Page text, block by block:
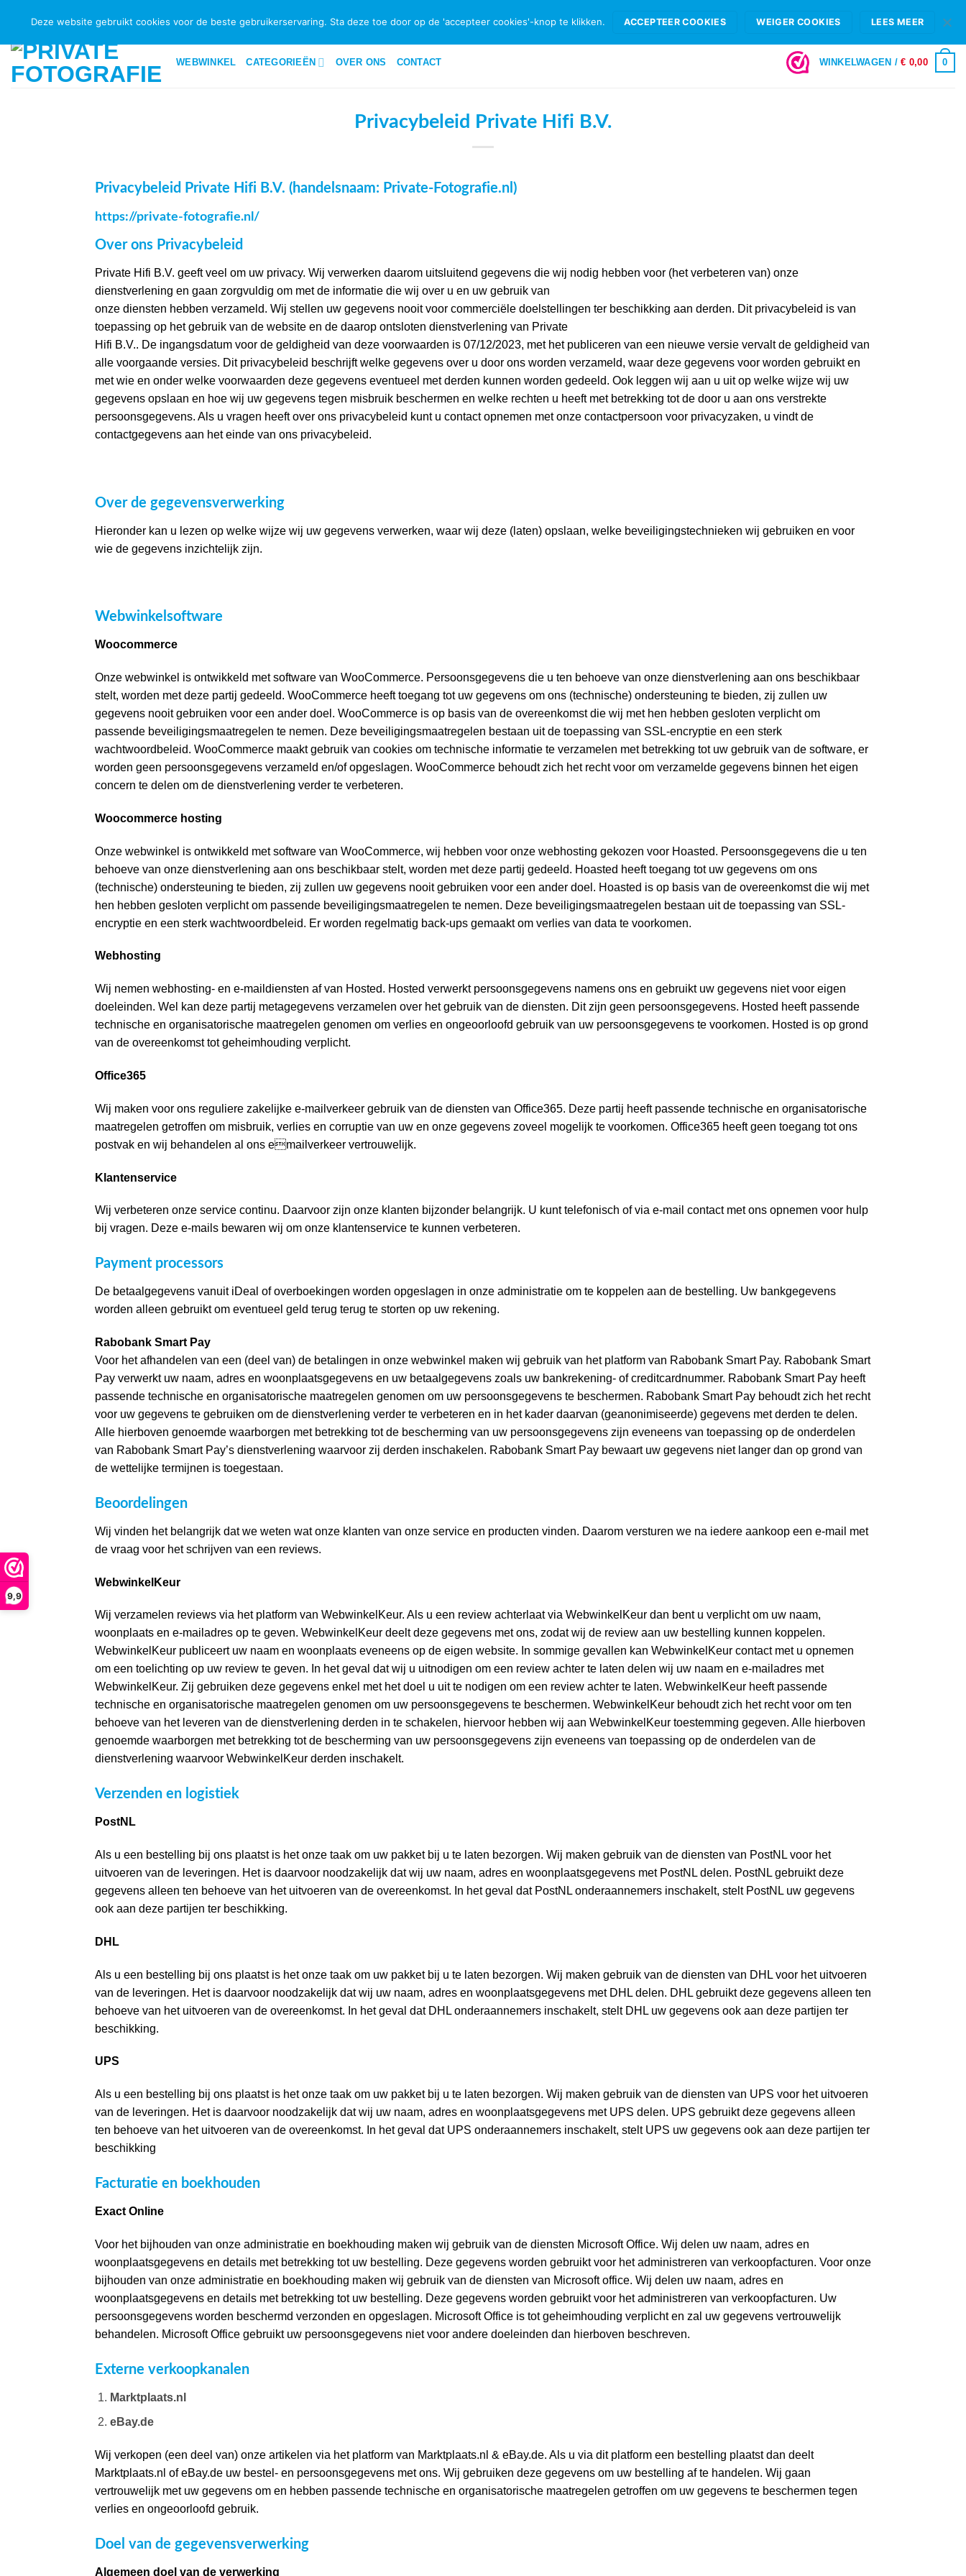
9,9
inhoud
LOGIN
WEBWINKEL CATEGORIEËN OVER ONS CONTACT WINKELWAGEN /€ 0,00 0
Privacybeleid Private Hifi B.V.
Privacybeleid Private Hifi B.V. (handelsnaam: Private-Fotografie.nl)
https://private-fotografie.nl/
Over ons Privacybeleid
Private Hifi B.V. geeft veel om uw privacy. Wij verwerken daarom uitsluitend gegevens die wij nodig hebben voor (het verbeteren van) onze
dienstverlening en gaan zorgvuldig om met de informatie die wij over u en uw gebruik van
onze diensten hebben verzameld. Wij stellen uw gegevens nooit voor commerciële doelstellingen ter beschikking aan derden. Dit privacybeleid is van
toepassing op het gebruik van de website en de daarop ontsloten dienstverlening van Private
Hifi B.V.. De ingangsdatum voor de geldigheid van deze voorwaarden is 07/12/2023, met het publiceren van een nieuwe versie vervalt de geldigheid van
alle voorgaande versies. Dit privacybeleid beschrijft welke gegevens over u door ons worden verzameld, waar deze gegevens voor worden gebruikt en
met wie en onder welke voorwaarden deze gegevens eventueel met derden kunnen worden gedeeld. Ook leggen wij aan u uit op welke wijze wij uw
gegevens opslaan en hoe wij uw gegevens tegen misbruik beschermen en welke rechten u heeft met betrekking tot de door u aan ons verstrekte
persoonsgegevens. Als u vragen heeft over ons privacybeleid kunt u contact opnemen met onze contactpersoon voor privacyzaken, u vindt de
contactgegevens aan het einde van ons privacybeleid.
Over de gegevensverwerking
Hieronder kan u lezen op welke wijze wij uw gegevens verwerken, waar wij deze (laten) opslaan, welke beveiligingstechnieken wij gebruiken en voor
wie de gegevens inzichtelijk zijn.
Webwinkelsoftware
Woocommerce
Onze webwinkel is ontwikkeld met software van WooCommerce. Persoonsgegevens die u ten behoeve van onze dienstverlening aan ons beschikbaar
stelt, worden met deze partij gedeeld. WooCommerce heeft toegang tot uw gegevens om ons (technische) ondersteuning te bieden, zij zullen uw
gegevens nooit gebruiken voor een ander doel. WooCommerce is op basis van de overeenkomst die wij met hen hebben gesloten verplicht om
passende beveiligingsmaatregelen te nemen. Deze beveiligingsmaatregelen bestaan uit de toepassing van SSL-encryptie en een sterk
wachtwoordbeleid. WooCommerce maakt gebruik van cookies om technische informatie te verzamelen met betrekking tot uw gebruik van de software, er
worden geen persoonsgegevens verzameld en/of opgeslagen. WooCommerce behoudt zich het recht voor om verzamelde gegevens binnen het eigen
concern te delen om de dienstverlening verder te verbeteren.
Woocommerce hosting
Onze webwinkel is ontwikkeld met software van WooCommerce, wij hebben voor onze webhosting gekozen voor Hoasted. Persoonsgegevens die u ten
behoeve van onze dienstverlening aan ons beschikbaar stelt, worden met deze partij gedeeld. Hoasted heeft toegang tot uw gegevens om ons
(technische) ondersteuning te bieden, zij zullen uw gegevens nooit gebruiken voor een ander doel. Hoasted is op basis van de overeenkomst die wij met
hen hebben gesloten verplicht om passende beveiligingsmaatregelen te nemen. Deze beveiligingsmaatregelen bestaan uit de toepassing van SSL-
encryptie en een sterk wachtwoordbeleid. Er worden regelmatig back-ups gemaakt om verlies van data te voorkomen.
Webhosting
Wij nemen webhosting- en e-maildiensten af van Hosted. Hosted verwerkt persoonsgegevens namens ons en gebruikt uw gegevens niet voor eigen
doeleinden. Wel kan deze partij metagegevens verzamelen over het gebruik van de diensten. Dit zijn geen persoonsgegevens. Hosted heeft passende
technische en organisatorische maatregelen genomen om verlies en ongeoorloofd gebruik van uw persoonsgegevens te voorkomen. Hosted is op grond
van de overeenkomst tot geheimhouding verplicht.
Office365
Wij maken voor ons reguliere zakelijke e-mailverkeer gebruik van de diensten van Office365. Deze partij heeft passende technische en organisatorische
maatregelen getroffen om misbruik, verlies en corruptie van uw en onze gegevens zoveel mogelijk te voorkomen. Office365 heeft geen toegang tot ons
postvak en wij behandelen al ons emailverkeer vertrouwelijk.
Klantenservice
Wij verbeteren onze service continu. Daarvoor zijn onze klanten bijzonder belangrijk. U kunt telefonisch of via e-mail contact met ons opnemen voor hulp
bij vragen. Deze e-mails bewaren wij om onze klantenservice te kunnen verbeteren.
Payment processors
De betaalgegevens vanuit iDeal of overboekingen worden opgeslagen in onze administratie om te koppelen aan de bestelling. Uw bankgegevens
worden alleen gebruikt om eventueel geld terug terug te storten op uw rekening.
Rabobank Smart Pay
Voor het afhandelen van een (deel van) de betalingen in onze webwinkel maken wij gebruik van het platform van Rabobank Smart Pay. Rabobank Smart
Pay verwerkt uw naam, adres en woonplaatsgegevens en uw betaalgegevens zoals uw bankrekening- of creditcardnummer. Rabobank Smart Pay heeft
passende technische en organisatorische maatregelen genomen om uw persoonsgegevens te beschermen. Rabobank Smart Pay behoudt zich het recht
voor uw gegevens te gebruiken om de dienstverlening verder te verbeteren en in het kader daarvan (geanonimiseerde) gegevens met derden te delen.
Alle hierboven genoemde waarborgen met betrekking tot de bescherming van uw persoonsgegevens zijn eveneens van toepassing op de onderdelen
van Rabobank Smart Pay’s dienstverlening waarvoor zij derden inschakelen. Rabobank Smart Pay bewaart uw gegevens niet langer dan op grond van
de wettelijke termijnen is toegestaan.
Beoordelingen
Wij vinden het belangrijk dat we weten wat onze klanten van onze service en producten vinden. Daarom versturen we na iedere aankoop een e-mail met
de vraag voor het schrijven van een reviews.
WebwinkelKeur
Wij verzamelen reviews via het platform van WebwinkelKeur. Als u een review achterlaat via WebwinkelKeur dan bent u verplicht om uw naam,
woonplaats en e-mailadres op te geven. WebwinkelKeur deelt deze gegevens met ons, zodat wij de review aan uw bestelling kunnen koppelen.
WebwinkelKeur publiceert uw naam en woonplaats eveneens op de eigen website. In sommige gevallen kan WebwinkelKeur contact met u opnemen
om een toelichting op uw review te geven. In het geval dat wij u uitnodigen om een review achter te laten delen wij uw naam en e-mailadres met
WebwinkelKeur. Zij gebruiken deze gegevens enkel met het doel u uit te nodigen om een review achter te laten. WebwinkelKeur heeft passende
technische en organisatorische maatregelen genomen om uw persoonsgegevens te beschermen. WebwinkelKeur behoudt zich het recht voor om ten
behoeve van het leveren van de dienstverlening derden in te schakelen, hiervoor hebben wij aan WebwinkelKeur toestemming gegeven. Alle hierboven
genoemde waarborgen met betrekking tot de bescherming van uw persoonsgegevens zijn eveneens van toepassing op de onderdelen van de
dienstverlening waarvoor WebwinkelKeur derden inschakelt.
Verzenden en logistiek
PostNL
Als u een bestelling bij ons plaatst is het onze taak om uw pakket bij u te laten bezorgen. Wij maken gebruik van de diensten van PostNL voor het
uitvoeren van de leveringen. Het is daarvoor noodzakelijk dat wij uw naam, adres en woonplaatsgegevens met PostNL delen. PostNL gebruikt deze
gegevens alleen ten behoeve van het uitvoeren van de overeenkomst. In het geval dat PostNL onderaannemers inschakelt, stelt PostNL uw gegevens
ook aan deze partijen ter beschikking.
DHL
Als u een bestelling bij ons plaatst is het onze taak om uw pakket bij u te laten bezorgen. Wij maken gebruik van de diensten van DHL voor het uitvoeren
van de leveringen. Het is daarvoor noodzakelijk dat wij uw naam, adres en woonplaatsgegevens met DHL delen. DHL gebruikt deze gegevens alleen ten
behoeve van het uitvoeren van de overeenkomst. In het geval dat DHL onderaannemers inschakelt, stelt DHL uw gegevens ook aan deze partijen ter
beschikking.
UPS
Als u een bestelling bij ons plaatst is het onze taak om uw pakket bij u te laten bezorgen. Wij maken gebruik van de diensten van UPS voor het uitvoeren
van de leveringen. Het is daarvoor noodzakelijk dat wij uw naam, adres en woonplaatsgegevens met UPS delen. UPS gebruikt deze gegevens alleen
ten behoeve van het uitvoeren van de overeenkomst. In het geval dat UPS onderaannemers inschakelt, stelt UPS uw gegevens ook aan deze partijen ter
beschikking
Facturatie en boekhouden
Exact Online
Voor het bijhouden van onze administratie en boekhouding maken wij gebruik van de diensten Microsoft Office. Wij delen uw naam, adres en
woonplaatsgegevens en details met betrekking tot uw bestelling. Deze gegevens worden gebruikt voor het administreren van verkoopfacturen. Voor onze
bijhouden van onze administratie en boekhouding maken wij gebruik van de diensten van Microsoft office. Wij delen uw naam, adres en
woonplaatsgegevens en details met betrekking tot uw bestelling. Deze gegevens worden gebruikt voor het administreren van verkoopfacturen. Uw
persoonsgegevens worden beschermd verzonden en opgeslagen. Microsoft Office is tot geheimhouding verplicht en zal uw gegevens vertrouwelijk
behandelen. Microsoft Office gebruikt uw persoonsgegevens niet voor andere doeleinden dan hierboven beschreven.
Externe verkoopkanalen
Marktplaats.nl
eBay.de
Wij verkopen (een deel van) onze artikelen via het platform van Marktplaats.nl & eBay.de. Als u via dit platform een bestelling plaatst dan deelt
Marktplaats.nl of eBay.de uw bestel- en persoonsgegevens met ons. Wij gebruiken deze gegevens om uw bestelling af te handelen. Wij gaan
vertrouwelijk met uw gegevens om en hebben passende technische en organisatorische maatregelen getroffen om uw gegevens te beschermen tegen
verlies en ongeoorloofd gebruik.
Doel van de gegevensverwerking
Algemeen doel van de verwerking
Deze website gebruikt cookies voor de beste gebruikerservaring. Sta deze toe door op de 'accepteer cookies'-knop te klikken. ACCEPTEER COOKIES WEIGER COOKIES LEES MEER